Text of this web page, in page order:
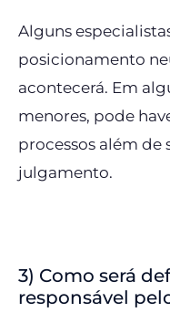
Alguns
posicionamento
acontecerá. Em
menores, pode
processos além de
julgamento.
3) Como será
responsável